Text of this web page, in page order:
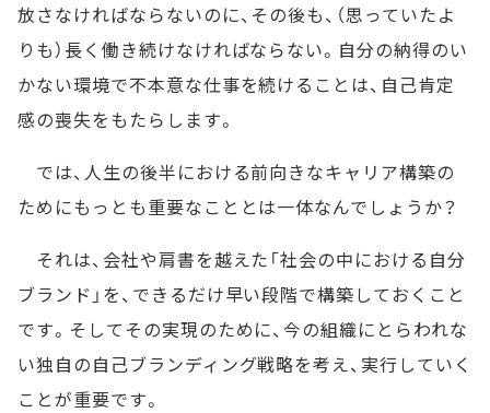
放さなければならないのに、その後も、（思っていたよ
りも）長く働き続けなければならない。自分の納得のい
かない環境で不本意な仕事を続けることは、自己肯定
感の喪失をもたらします。
では、人生の後半における前向きなキャリア構築の
ためにもっとも重要なこととは一体なんでしょうか？
それは、会社や肩書を越えた「社会の中における自分
ブランド」を、できるだけ早い段階で構築しておくこと
です。そしてその実現のために、今の組織にとらわれな
い独自の自己ブランディング戦略を考え、実行していく
ことが重要です。